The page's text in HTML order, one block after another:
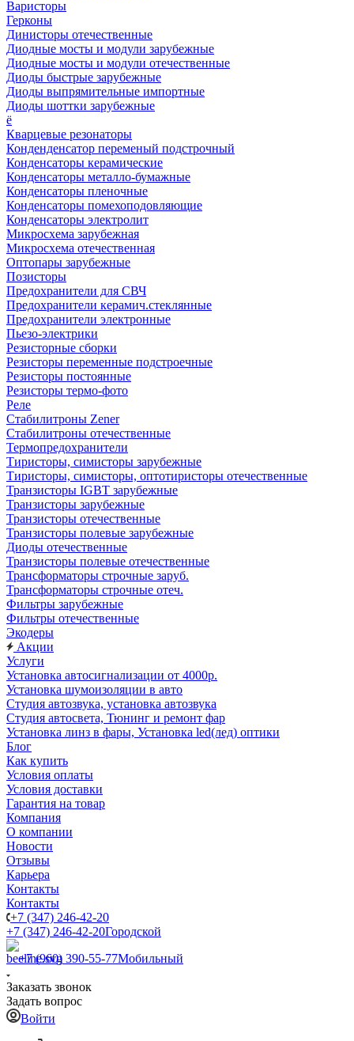
Варисторы
Герконы
Динисторы отечественные
Диодные мосты и модули зарубежные
Диодные мосты и модули отечественные
Диоды быстрые зарубежные
Диоды выпрямительные импортные
Диоды шоттки зарубежные
ё
Кварцевые резонаторы
Конденденсатор переменый подстрочный
Конденсаторы керамические
Конденсаторы металло-бумажные
Конденсаторы пленочные
Конденсаторы помехоподовляющие
Конденсаторы электролит
Микросхема зарубежная
Микросхема отечественная
Оптопары зарубежные
Позисторы
Предохранители для СВЧ
Предохранители керамич.стеклянные
Предохранители электронные
Пьезо-электрики
Резисторные сборки
Резисторы переменные подстроечные
Резисторы постоянные
Резисторы термо-фото
Реле
Стабилитроны Zener
Стабилитроны отечественные
Термопредохранители
Тиристоры, симисторы зарубежные
Тиристоры, симисторы, оптотиристоры отечественные
Транзисторы IGBT зарубежные
Транзисторы зарубежные
Транзисторы отечественные
Транзисторы полевые зарубежные
Диоды отечественные
Транзисторы полевые отечественные
Трансформаторы строчные заруб.
Трансформаторы строчные отеч.
Фильтры зарубежные
Фильтры отечественные
Экодеры
Акции
Услуги
Установка автосигнализации от 4000р.
Установка шумоизоляции в авто
Студия автозвука, установка автозвука
Студия автосвета, Тюнинг и ремонт фар
Установка линз в фары, Установка led(лед) оптики
Блог
Как купить
Условия оплаты
Условия доставки
Гарантия на товар
Компания
О компании
Новости
Отзывы
Карьера
Контакты
Контакты
+7 (347) 246-42-20
+7 (347) 246-42-20Городской
+7 (960) 390-55-77Мобильный
Заказать звонок
Задать вопрос
Войти